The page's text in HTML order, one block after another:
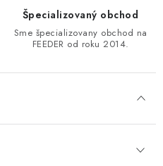
Špecializovaný obchod
Sme špecializovany obchod na
FEEDER od roku 2014.